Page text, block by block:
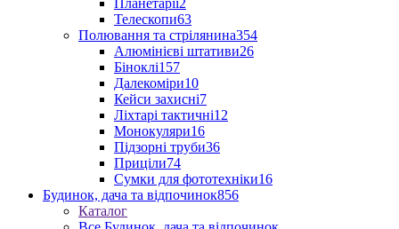
Планетарії2
Телескопи63
Полювання та стрілянина354
Алюмінієві штативи26
Біноклі157
Далекоміри10
Кейси захисні7
Ліхтарі тактичні12
Монокуляри16
Підзорні труби36
Приціли74
Сумки для фототехніки16
Будинок, дача та відпочинок856
Каталог